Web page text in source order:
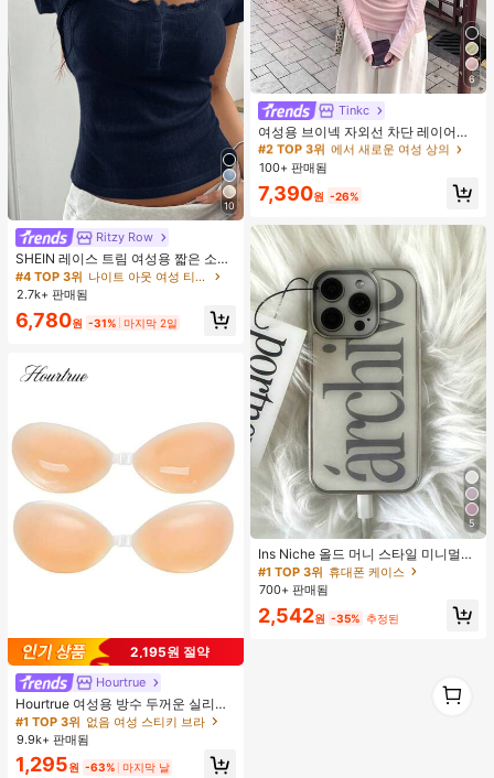
10
Ritzy Row
SHEIN 레이스 트림 여성용 짧은 소매
티셔츠, 슬림핏 여름 새 3버튼 전면 반
소매 탑
#4 TOP 3위
나이트 아웃 여성 티셔츠
2.7k+ 판매됨
6,780원 -31% 마지막 2일
2,195원 절약
Hourtrue
Hourtrue 여성용 방수 두꺼운 실리콘
가슴 페탈, 작은 가슴 리프트업 & 푸시
인용, 웨딩 촬영 및 들러리용
#1 TOP 3위 없음 여성 스티키 브라
9.9k+ 판매됨
1,295원 -63% 마지막 날
6
Tinkc
여성용 브이넥 자외선 차단 레이어링
다용도 긴팔 티셔츠 탑, 봄/여름 핑크
#2 TOP 3위 에서 새로운 여성 상의
높은 재방문 고객
#2 TOP 3위 에서 새로운 여성 상의
높은 재방문 고객
#2 TOP 3위 에서 새로운 여성 상의
높은 재방문 고객
#2 TOP 3위
에서 새로운 여성 상의
높은 재방문 고객
100+ 판매됨
7,390원 -26%
5
Ins Niche 올드 머니 스타일 미니멀리
스트 영국식 전기 도금 실버 엣지 풀
커버리지 휴대폰 케이스, 아이폰 16 프
로 맥스, 애플 17 프로 맥스, 1/3/12/11,
14 프로 호환 (태그 없음)
#1 TOP 3위 휴대폰 케이스
700+ 판매됨
2,542원 -35% 추정된